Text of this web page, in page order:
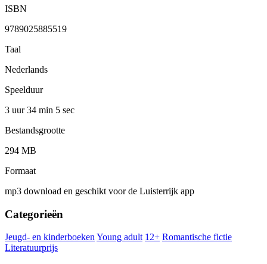
ISBN
9789025885519
Taal
Nederlands
Speelduur
3 uur 34 min 5 sec
Bestandsgrootte
294 MB
Formaat
mp3 download en geschikt voor de Luisterrijk app
Categorieën
Jeugd- en kinderboeken Young adult 12+ Romantische fictie
Literatuurprijs